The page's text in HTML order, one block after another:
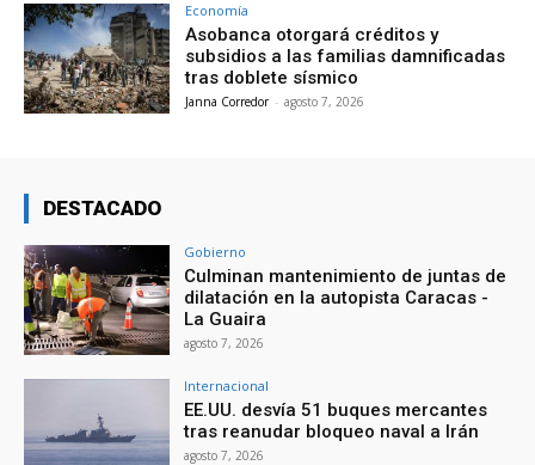
Economía
Asobanca otorgará créditos y
subsidios a las familias damnificadas
tras doblete sísmico
Janna Corredor - agosto 7, 2026
DESTACADO
Gobierno
Culminan mantenimiento de juntas de
dilatación en la autopista Caracas -
La Guaira
agosto 7, 2026
Internacional
EE.UU. desvía 51 buques mercantes
tras reanudar bloqueo naval a Irán
agosto 7, 2026